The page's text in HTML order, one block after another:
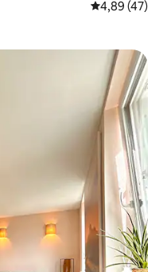
Średnia
4,89 (47)